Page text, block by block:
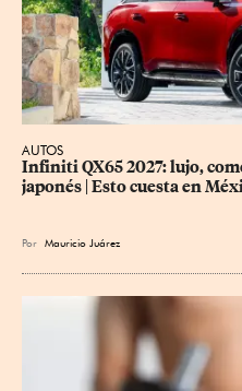
AUTOS
Infiniti QX65 2027: lujo,
japonés | Esto cuesta en
Por Mauricio Juárez